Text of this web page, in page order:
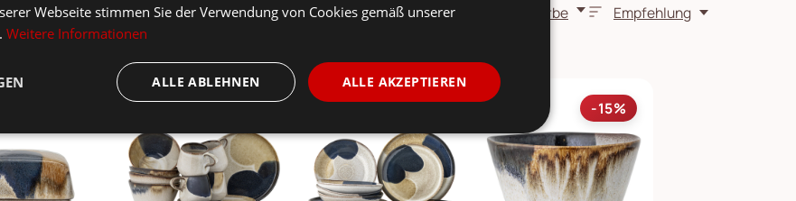
Farbe Empfehlung
-17% -15% -15%
Webseite stimmen Sie der Verwendung von Cookies gemäß unserer
Weitere Informationen
ALLE AKZEPTIEREN
ALLE ABLEHNEN